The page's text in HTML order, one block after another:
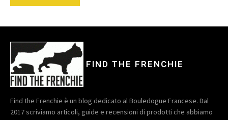
FIND THE FRENCHIE
Find the Frenchie è un blog dedicato al Bouledogue Francese. Dal
2017 scriviamo articoli, guide e recensioni di prodotti che abbiamo